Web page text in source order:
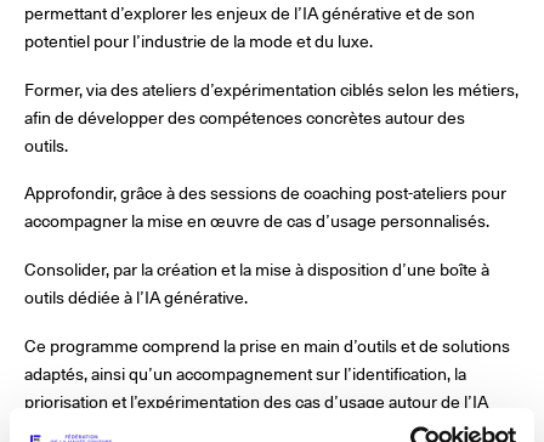
permettant d’explorer les enjeux de l’IA générative et de son
potentiel pour l’industrie de la mode et du luxe.
Former, via des ateliers d’expérimentation ciblés selon les métiers,
afin de développer des compétences concrètes autour des
outils.
Approfondir, grâce à des sessions de coaching post-ateliers pour
accompagner la mise en œuvre de cas d’usage personnalisés.
Consolider, par la création et la mise à disposition d’une boîte à
outils dédiée à l’IA générative.
Ce programme comprend la prise en main d’outils et de solutions
adaptés, ainsi qu’un accompagnement sur l’identification, la
priorisation et l’expérimentation des cas d’usage autour de l’IA
générative et conversationnelle, afin de maximiser l’impact et la
Prochaines dates et précédentes éditions
Les Maisons du Calendrier de la Haute Couture Week
Haute Joaillerie
Les Maisons de Haute Joaillerie
Prochaines saisons et précédentes éditions
Magazine - Insider